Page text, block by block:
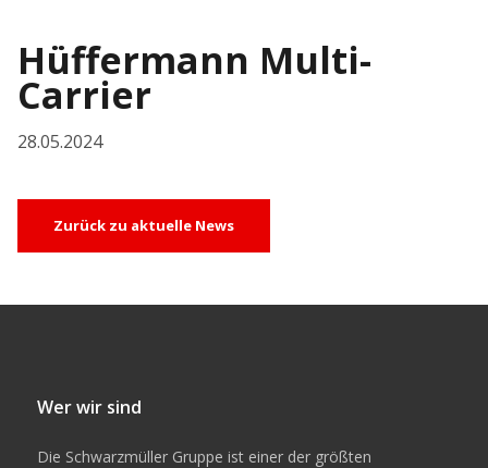
Hüffermann Multi-
Carrier
28.05.2024
Zurück zu aktuelle News
Wer wir sind
Die Schwarzmüller Gruppe ist einer der größten